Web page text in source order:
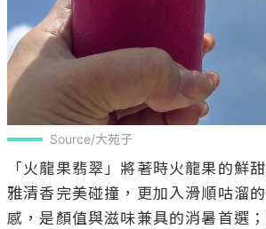
Source/大苑子
「火龍果翡翠」將著時火龍果的鮮
雅清香完美碰撞，更加入滑順咕溜
感，是顏值與滋味兼具的消暑首選